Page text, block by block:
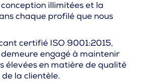
illimitées et la
chaque profilé que nous
certifié ISO 9001:2015,
engagé à maintenir
élevées en matière de qualité
la clientèle.